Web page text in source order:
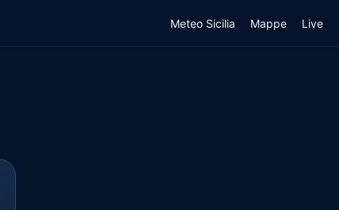
Meteo Sicilia Mappe Live